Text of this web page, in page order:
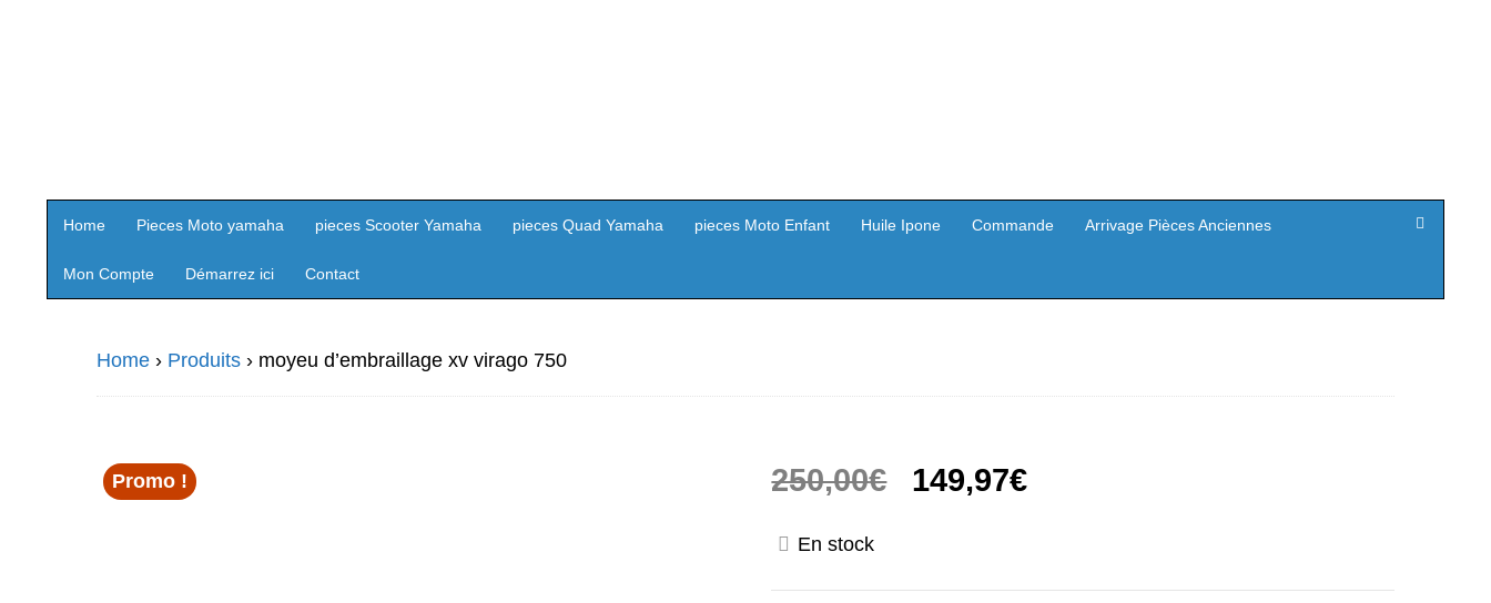
Home Pieces Moto yamaha pieces Scooter Yamaha pieces Quad Yamaha pieces Moto Enfant Huile Ipone Commande Arrivage Pièces Anciennes
Mon Compte Démarrez ici Contact
Home › Produits › moyeu d’embraillage xv virago 750
Promo ! 250,00€
Le
149,97€Le
En stock